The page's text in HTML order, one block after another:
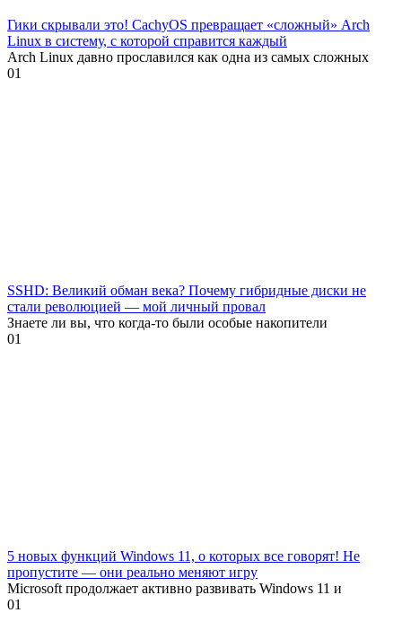
Гики скрывали это! CachyOS превращает «сложный» Arch
Linux в систему, с которой справится каждый
Arch Linux давно прославился как одна из самых сложных
01
SSHD: Великий обман века? Почему гибридные диски не
стали революцией — мой личный провал
Знаете ли вы, что когда-то были особые накопители
01
5 новых функций Windows 11, о которых все говорят! Не
пропустите — они реально меняют игру
Microsoft продолжает активно развивать Windows 11 и
01